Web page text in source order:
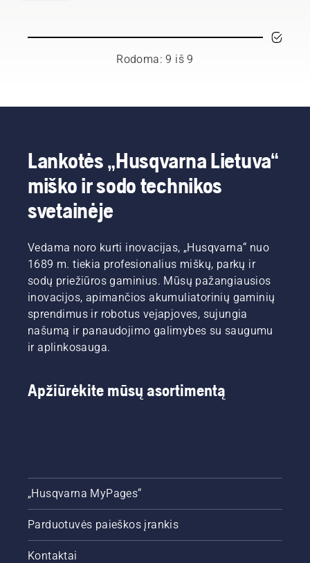
keliomis
laukiančią
užduotį.
trumpame
kaip
patikrinti,
ar
grandininio
yra
tinkama.
Pirmiausia
patikrinkite
alyvos
lygį.
Užveskite
kad
kelių
centimetrų
„Husqvarna“
grandininiam
Rodoma: 9 iš 9
Lankotės „Husqvarna Lietuva“
miško ir sodo technikos
svetainėje
Vedama noro kurti inovacijas, „Husqvarna“ nuo
1689 m. tiekia profesionalius miškų, parkų ir
sodų priežiūros gaminius. Mūsų pažangiausios
inovacijos, apimančios akumuliatorinių gaminių
sprendimus ir robotus vejapjoves, sujungia
našumą ir panaudojimo galimybes su saugumu
ir aplinkosauga.
Apžiūrėkite mūsų asortimentą
„Husqvarna MyPages“
Parduotuvės paieškos įrankis
Kontaktai